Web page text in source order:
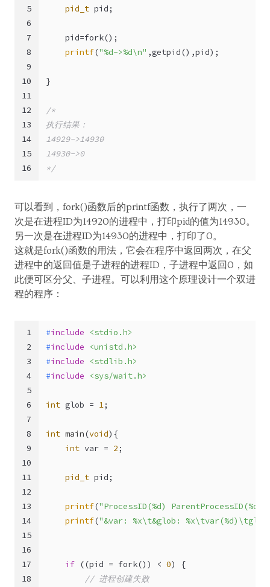
5
6
7
8
9
10
11
12
13
14
15
16
pid_t pid;
    pid=fork();
printf("%d->%d\n" ,getpid(),pid);
}
/*
执行结果：
14929->14930
14930->0
*/
可以看到，fork()函数后的printf函数，执行了两次，一
次是在进程ID为14920的进程中，打印pid的值为14930。
另一次是在进程ID为14930的进程中，打印了0。
这就是fork()函数的用法，它会在程序中返回两次，在父
进程中的返回值是子进程的进程ID，子进程中返回0，如
此便可区分父、子进程。可以利用这个原理设计一个双进
程的程序：
1
2
3
4
5
6
7
8
9
10
11
12
13
14
15
16
17
18
#include
<stdio.h>
#include
<unistd.h>
#include
<stdlib.h>
#include <sys/wait.h>
int glob = 1;
int main(void) {
int var = 2;
pid_t pid;
printf("ProcessID(%d)
printf("&var: %x\t&glob:
if ((pid = fork()) < 0) {
// 进程创建失败